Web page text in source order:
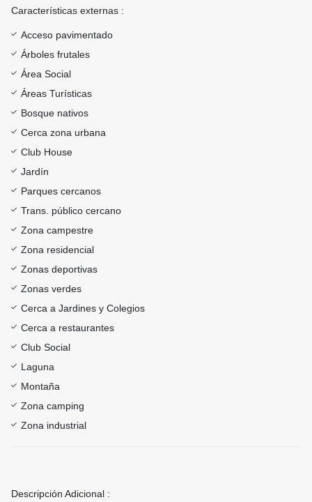
Características externas :
Acceso pavimentado
Árboles frutales
Área Social
Áreas Turísticas
Bosque nativos
Cerca zona urbana
Club House
Jardín
Parques cercanos
Trans. público cercano
Zona campestre
Zona residencial
Zonas deportivas
Zonas verdes
Cerca a Jardines y Colegios
Cerca a restaurantes
Club Social
Laguna
Montaña
Zona camping
Zona industrial
Descripción Adicional :